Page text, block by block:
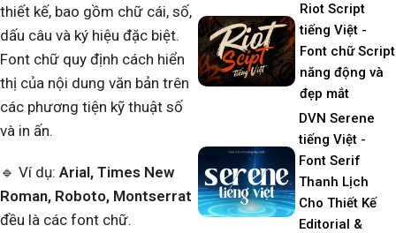
thiết kế, bao gồm chữ cái, số,
dấu câu và ký hiệu đặc biệt.
Font chữ quy định cách hiển
thị của nội dung văn bản trên
các phương tiện kỹ thuật số
và in ấn.
🔹 Ví dụ: Arial, Times New
Roman, Roboto, Montserrat
đều là các font chữ.
Riot Script
tiếng Việt -
Font chữ Script
năng động và
đẹp mắt
DVN Serene
tiếng Việt -
Font Serif
Thanh Lịch
Cho Thiết Kế
Editorial &